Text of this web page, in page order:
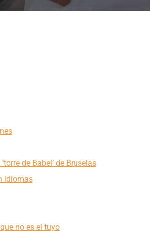
de Babel’ de Bruselas
idiomas
no es el tuyo